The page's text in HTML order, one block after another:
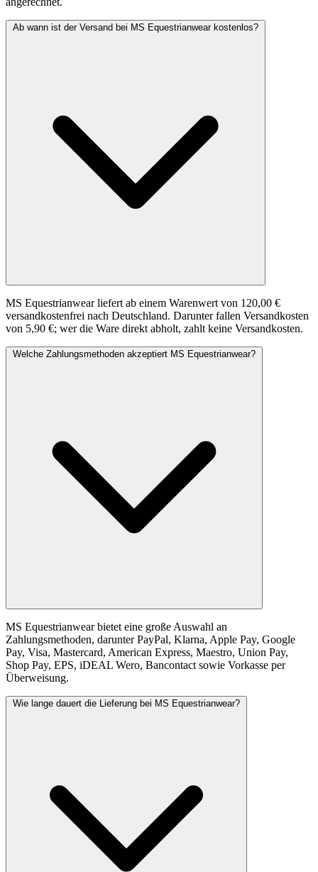
Ab wann ist der Versand bei MS Equestrianwear kostenlos?
MS Equestrianwear liefert ab einem Warenwert von 120,00 €
versandkostenfrei nach Deutschland. Darunter fallen Versandkosten
von 5,90 €; wer die Ware direkt abholt, zahlt keine Versandkosten.
Welche Zahlungsmethoden akzeptiert MS Equestrianwear?
MS Equestrianwear bietet eine große Auswahl an
Zahlungsmethoden, darunter PayPal, Klarna, Apple Pay, Google
Pay, Visa, Mastercard, American Express, Maestro, Union Pay,
Shop Pay, EPS, iDEAL Wero, Bancontact sowie Vorkasse per
Überweisung.
Wie lange dauert die Lieferung bei MS Equestrianwear?